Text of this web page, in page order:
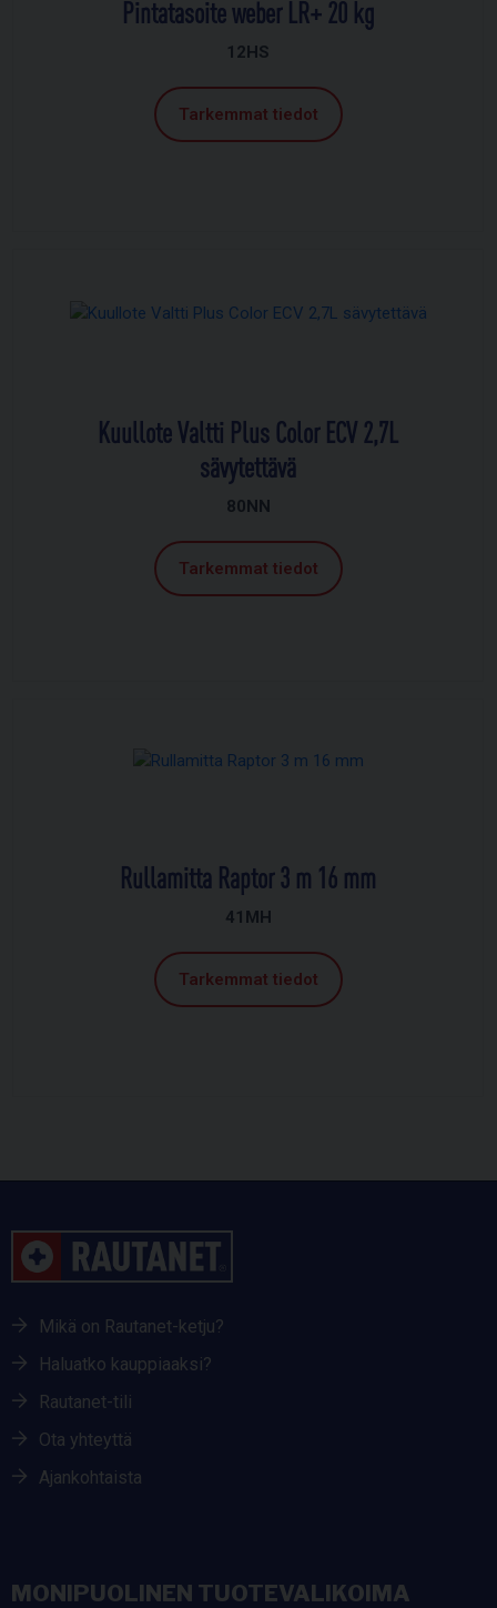
Pintatasoite weber LR+ 20 kg
12HS
Tarkemmat tiedot
Kuullote Valtti Plus Color ECV 2,7L
sävytettävä
80NN
Tarkemmat tiedot
Rullamitta Raptor 3 m 16 mm
41MH
Tarkemmat tiedot
Mikä on Rautanet-ketju?
Haluatko kauppiaaksi?
Rautanet-tili
Ota yhteyttä
Ajankohtaista
MONIPUOLINEN TUOTEVALIKOIMA